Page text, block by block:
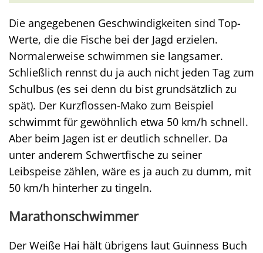
Die angegebenen Geschwindigkeiten sind Top-
Werte, die die Fische bei der Jagd erzielen.
Normalerweise schwimmen sie langsamer.
Schließlich rennst du ja auch nicht jeden Tag zum
Schulbus (es sei denn du bist grundsätzlich zu
spät). Der Kurzflossen-Mako zum Beispiel
schwimmt für gewöhnlich etwa 50 km/h schnell.
Aber beim Jagen ist er deutlich schneller. Da
unter anderem Schwertfische zu seiner
Leibspeise zählen, wäre es ja auch zu dumm, mit
50 km/h hinterher zu tingeln.
Marathonschwimmer
Der Weiße Hai hält übrigens laut Guinness Buch